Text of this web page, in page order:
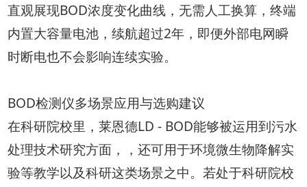
直观展现BOD浓度变化曲线，无需人工换算，终端
内置大容量电池，续航超过2年，即便外部电网瞬
时断电也不会影响连续实验。
BOD检测仪多场景应用与选购建议
在科研院校里，莱恩德LD - BOD能够被运用到污水
处理技术研究方面，，还可用于环境微生物降解实
验等教学以及科研这类场景之中。若处于科研院校